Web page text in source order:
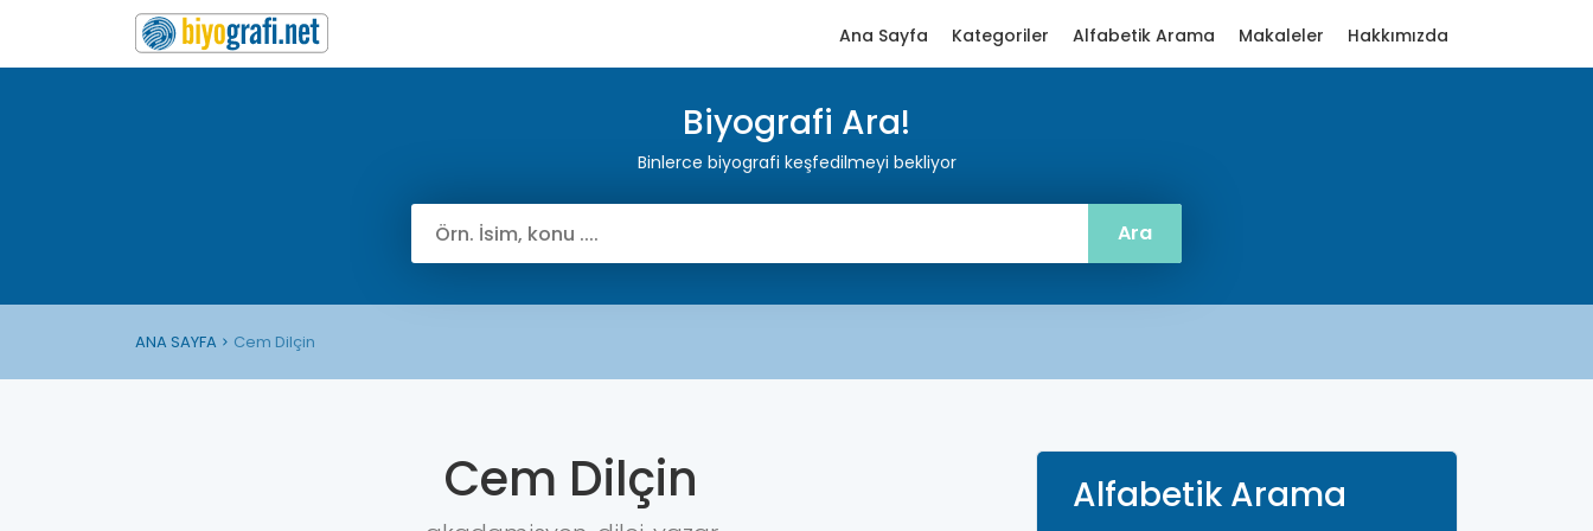
Ana Sayfa Kategoriler Alfabetik Arama Makaleler Hakkımızda
Biyografi Ara!
Binlerce biyografi keşfedilmeyi bekliyor
ANA SAYFA Cem Dilçin
Cem Dilçin Alfabetik Arama